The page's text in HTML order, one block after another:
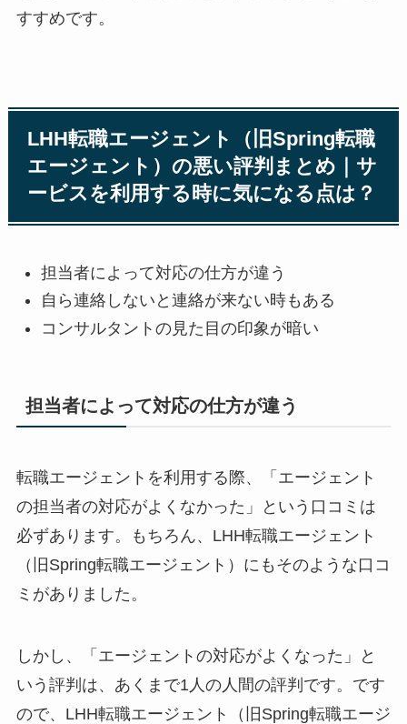
すすめです。
LHH転職エージェント（旧Spring転職
エージェント）の悪い評判まとめ｜サ
ービスを利用する時に気になる点は？
担当者によって対応の仕方が違う
自ら連絡しないと連絡が来ない時もある
コンサルタントの見た目の印象が暗い
担当者によって対応の仕方が違う
転職エージェントを利用する際、「エージェント
の担当者の対応がよくなかった」という口コミは
必ずあります。もちろん、LHH転職エージェント
（旧Spring転職エージェント）にもそのような口コ
ミがありました。
しかし、「エージェントの対応がよくなった」と
いう評判は、あくまで1人の人間の評判です。です
ので、LHH転職エージェント（旧Spring転職エージ